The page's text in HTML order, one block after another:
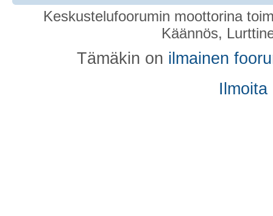
Keskustelufoorumin moottorina
Käännös,
Tämäkin on ilmainen